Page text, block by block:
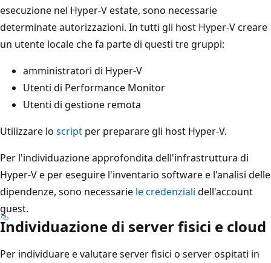
esecuzione nel Hyper-V estate, sono necessarie
determinate autorizzazioni. In tutti gli host Hyper-V creare
un utente locale che fa parte di questi tre gruppi:
amministratori di Hyper-V
Utenti di Performance Monitor
Utenti di gestione remota
Utilizzare lo script per preparare gli host Hyper-V.
Per l'individuazione approfondita dell'infrastruttura di
Hyper-V e per eseguire l'inventario software e l'analisi delle
dipendenze, sono necessarie le credenziali dell'account
guest.
Individuazione di server fisici e cloud
Per individuare e valutare server fisici o server ospitati in